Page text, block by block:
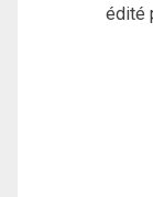
édité